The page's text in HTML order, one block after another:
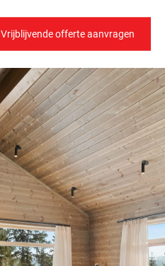
Vrijblijvende offerte aanvragen